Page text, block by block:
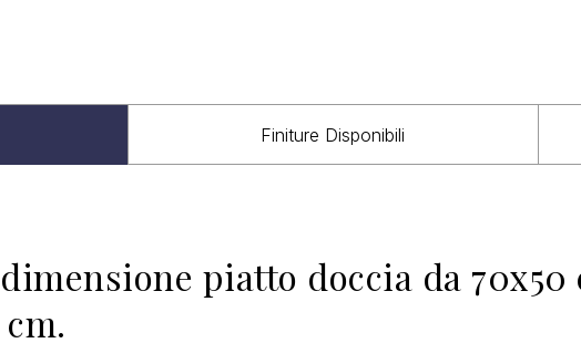
Finiture Disponibili
piatto doccia da